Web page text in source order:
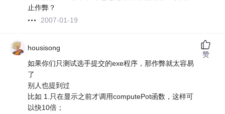
止作弊？
2007-01-19
housisong
如果你们只测试选手提交的exe程序，那作弊就太容易
了
别人也提到过
比如 1.只在显示之前才调用computePot函数，这样可
以快10倍；
赞